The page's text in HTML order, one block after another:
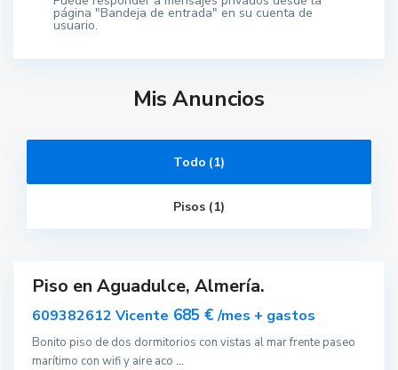
página "Bandeja de entrada" en su cuenta de
usuario.
Mis Anuncios
Todo (1)
Pisos (1)
a
Piso en Aguadulce, Almería.
609382612 Vicente 685 €/mes + gastos
Bonito piso de dos dormitorios con vistas al mar frente paseo
marítimo con wifi y aire aco ...